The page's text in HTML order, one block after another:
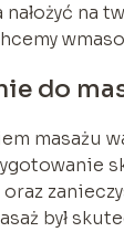
na
do
masażu
był